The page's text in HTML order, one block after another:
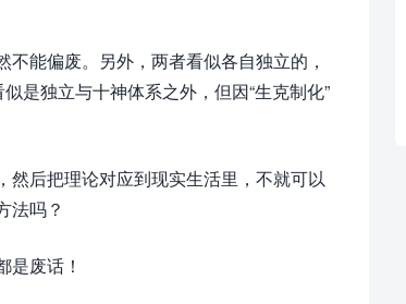
能偏废。另外，两者看似各自独立的，
是独立与十神体系之外，但因“生克制化”
然后把理论对应到现实生活里，不就可以
法吗？
是废话！